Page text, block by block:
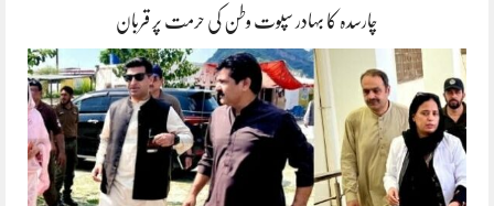
چارسدہ کا بہادر سپوت وطن کی حرمت پر قربان